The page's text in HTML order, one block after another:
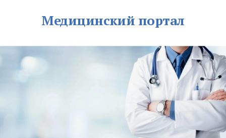
Медицинский портал